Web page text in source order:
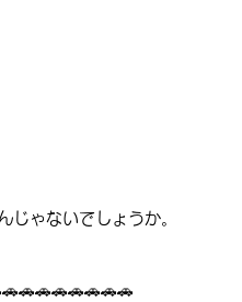
じゃないでしょうか。